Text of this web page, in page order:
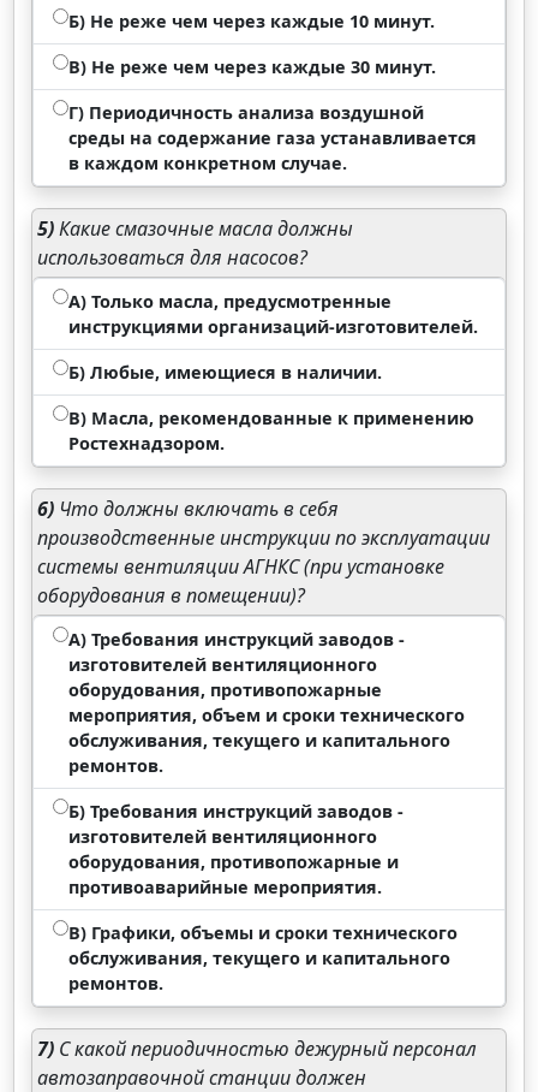
Б) Не реже чем через каждые 10 минут.
В) Не реже чем через каждые 30 минут.
Г) Периодичность анализа воздушной
среды на содержание газа устанавливается
в каждом конкретном случае.
5)Какие смазочные масла должны
использоваться для насосов?
А) Только масла, предусмотренные
инструкциями организаций-изготовителей.
Б) Любые, имеющиеся в наличии.
В) Масла, рекомендованные к применению
Ростехнадзором.
6) Что должны включать в себя
производственные инструкции по эксплуатации
системы вентиляции АГНКС (при установке
оборудования в помещении)?
А) Требования инструкций заводов -
изготовителей вентиляционного
оборудования, противопожарные
мероприятия, объем и сроки технического
обслуживания, текущего и капитального
ремонтов.
Б) Требования инструкций заводов -
изготовителей вентиляционного
оборудования, противопожарные и
противоаварийные мероприятия.
В) Графики, объемы и сроки технического
обслуживания, текущего и капитального
ремонтов.
7) С какой периодичностью дежурный персонал
автозаправочной станции должен